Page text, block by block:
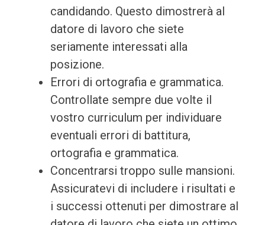
candidando. Questo dimostrerà al
datore di lavoro che siete
seriamente interessati alla
posizione.
Errori di ortografia e grammatica.
Controllate sempre due volte il
vostro curriculum per individuare
eventuali errori di battitura,
ortografia e grammatica.
Concentrarsi troppo sulle mansioni.
Assicuratevi di includere i risultati e
i successi ottenuti per dimostrare al